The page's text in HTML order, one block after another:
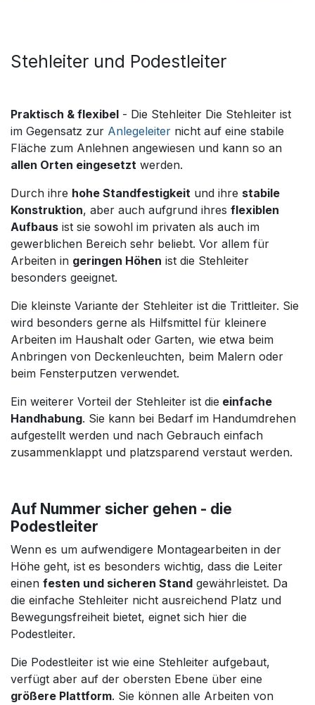
Stehleiter und Podestleiter
Praktisch & flexibel - Die Stehleiter Die Stehleiter ist
im Gegensatz zur Anlegeleiter nicht auf eine stabile
Fläche zum Anlehnen angewiesen und kann so an
allen Orten eingesetzt werden.
Durch ihre hohe Standfestigkeit und ihre stabile
Konstruktion, aber auch aufgrund ihres flexiblen
Aufbaus ist sie sowohl im privaten als auch im
gewerblichen Bereich sehr beliebt. Vor allem für
Arbeiten in geringen Höhen ist die Stehleiter
besonders geeignet.
Die kleinste Variante der Stehleiter ist die Trittleiter. Sie
wird besonders gerne als Hilfsmittel für kleinere
Arbeiten im Haushalt oder Garten, wie etwa beim
Anbringen von Deckenleuchten, beim Malern oder
beim Fensterputzen verwendet.
Ein weiterer Vorteil der Stehleiter ist die einfache
Handhabung. Sie kann bei Bedarf im Handumdrehen
aufgestellt werden und nach Gebrauch einfach
zusammenklappt und platzsparend verstaut werden.
Auf Nummer sicher gehen - die
Podestleiter
Wenn es um aufwendigere Montagearbeiten in der
Höhe geht, ist es besonders wichtig, dass die Leiter
einen festen und sicheren Stand gewährleistet. Da
die einfache Stehleiter nicht ausreichend Platz und
Bewegungsfreiheit bietet, eignet sich hier die
Podestleiter.
Die Podestleiter ist wie eine Stehleiter aufgebaut,
verfügt aber auf der obersten Ebene über eine
größere Plattform. Sie können alle Arbeiten von